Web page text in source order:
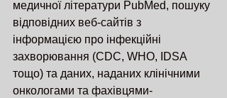
медичної літератури PubMed, пошуку
відповідних веб-сайтів з
інформацією про інфекційні
захворювання (CDC, WHO, IDSA
тощо) та даних, наданих клінічними
онкологами та фахівцями-